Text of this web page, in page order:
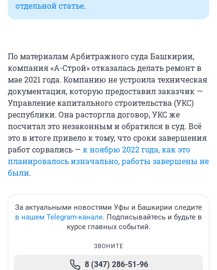
отдельной статье.
По материалам Арбитражного суда Башкирии,
компания «А-Строй» отказалась делать ремонт в
мае 2021 года. Компанию не устроила техническая
документация, которую предоставил заказчик —
Управление капитального строительства (УКС)
республики. Она расторгла договор, УКС же
посчитал это незаконным и обратился в суд. Всё
это в итоге привело к тому, что сроки завершения
работ сорвались — к ноябрю 2022 года, как это
планировалось изначально, работы завершены не
были.
За актуальными новостями Уфы и Башкирии следите
в нашем Telegram-канале. Подписывайтесь и будьте в
курсе главных событий.
ЗВОНИТЕ
8 (347) 286-51-96